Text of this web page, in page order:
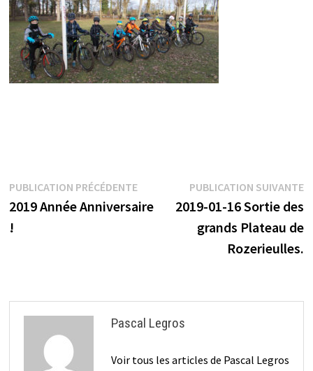
Navigation
de
PUBLICATION PRÉCÉDENTEPublication
précédente :
2019 Année Anniversaire
!
PUBLICATION SUIVANTE
2019-01-16 Sortie des
grands Plateau de
Rozerieulles.
Pascal Legros
Voir tous les articles de Pascal Legros